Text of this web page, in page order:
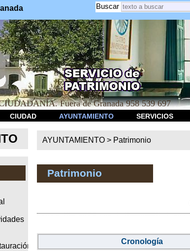
Buscar
Fuera de Granada 958 539 697
CIUDAD AYUNTAMIENTO SERVICIOS
AYUNTAMIENTO > Patrimonio
Patrimonio
Cronología